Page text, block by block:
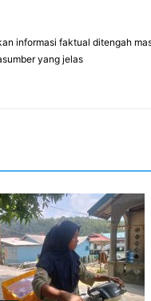
informasi faktual ditengah
yang jelas